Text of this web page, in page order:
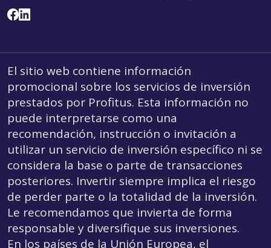
El sitio web contiene información
promocional sobre los servicios de inversión
prestados por Profitus. Esta información no
puede interpretarse como una
recomendación, instrucción o invitación a
utilizar un servicio de inversión específico ni se
considera la base o parte de transacciones
posteriores. Invertir siempre implica el riesgo
de perder parte o la totalidad de la inversión.
Le recomendamos que invierta de forma
responsable y diversifique sus inversiones.
En los países de la Unión Europea, el